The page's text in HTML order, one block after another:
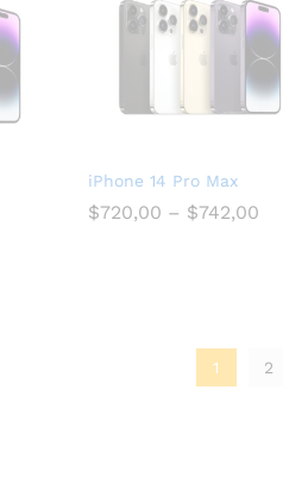
iPhone 14 Pro Max
$720,00 – $742,00
1 2